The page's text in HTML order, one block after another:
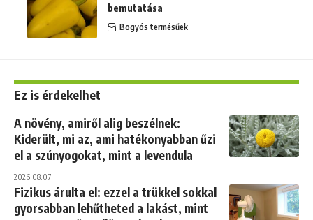
bemutatása
Bogyós termésűek
Ez is érdekelhet
A növény, amiről alig beszélnek:
Kiderült, mi az, ami hatékonyabban űzi
el a szúnyogokat, mint a levendula
2026.08.07.
Fizikus árulta el: ezzel a trükkel sokkal
gyorsabban lehűtheted a lakást, mint